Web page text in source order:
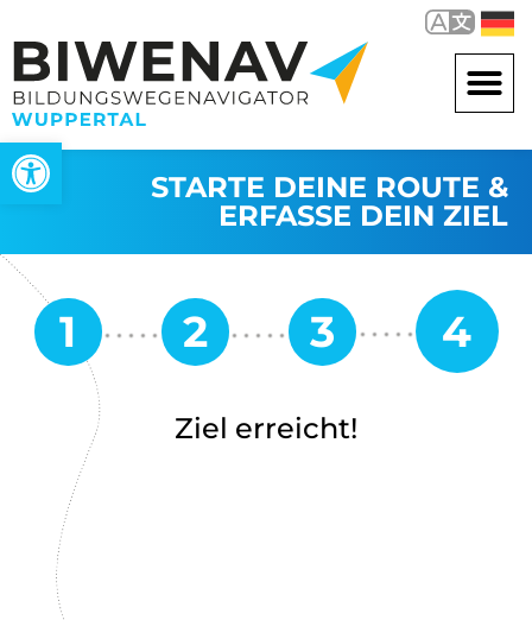
Werkzeugleiste öffnen
STARTE DEINE ROUTE &
ERFASSE DEIN ZIEL
Ziel erreicht!